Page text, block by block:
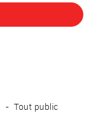
Tout public